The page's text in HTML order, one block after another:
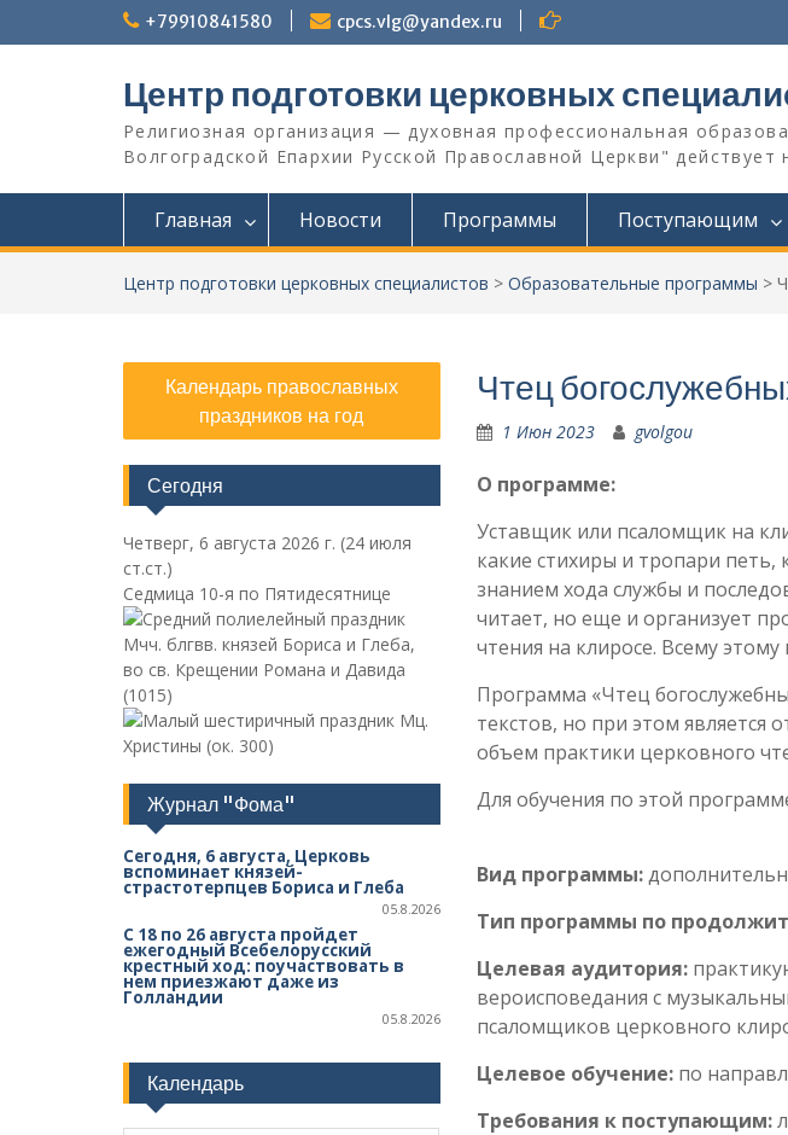
+79910841580 cpcs.vlg@yandex.ru
Центр подготовки церковных
Религиозная организация — духовная профессиональная
Волгоградской Eпархии Русской Православной Церкви"
Главная Новости Программы Поступающим
Центр подготовки церковных специалистов > Образовательные программы >
Чтец
1 Июн 2023 gvolgou
О программе:
Уставщик или псаломщик на
какие стихиры и тропари петь,
знанием хода службы и
читает, но еще и организует
чтения на клиросе. Всему этому
Программа «Чтец
текстов, но при этом
объем практики церковного
Для обучения по этой
Вид программы:
Тип программы по
Целевая аудитория:
вероисповедания с
псаломщиков церковного
Целевое обучение:по
Требования к поступающим:
Календарь православных
праздников на год
Сегодня
Четверг, 6 августа 2026 г. (24 июля
ст.ст.)
Седмица 10-я по Пятидесятнице
Мчч. блгвв. князей Бориса и Глеба,
во св. Крещении Романа и Давида
(1015)
Мц.
Христины (ок. 300)
Журнал "Фома"
Сегодня, 6 августа, Церковь
вспоминает князей-
страстотерпцев Бориса и Глеба
05.8.2026
С 18 по 26 августа пройдет
ежегодный Всебелорусский
крестный ход: поучаствовать в
нем приезжают даже из
Голландии
05.8.2026
Календарь